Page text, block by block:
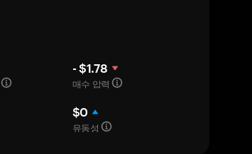
- $1.78
매수 압력
$0
유동성